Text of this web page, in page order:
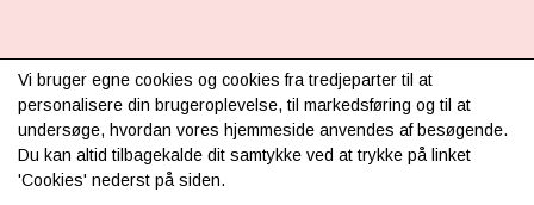
INFORMATION
Om os
Levering & betaling
Vi bruger egne cookies og cookies fra tredjeparter til at
personalisere din brugeroplevelse, til markedsføring og til at
undersøge, hvordan vores hjemmeside anvendes af besøgende.
Du kan altid tilbagekalde dit samtykke ved at trykke på linket
'Cookies' nederst på siden.